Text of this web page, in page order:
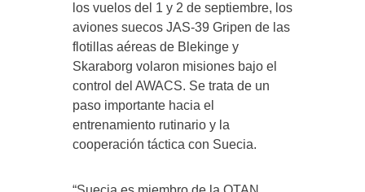
los vuelos del 1 y 2 de septiembre, los
aviones suecos JAS-39 Gripen de las
flotillas aéreas de Blekinge y
Skaraborg volaron misiones bajo el
control del AWACS. Se trata de un
paso importante hacia el
entrenamiento rutinario y la
cooperación táctica con Suecia.